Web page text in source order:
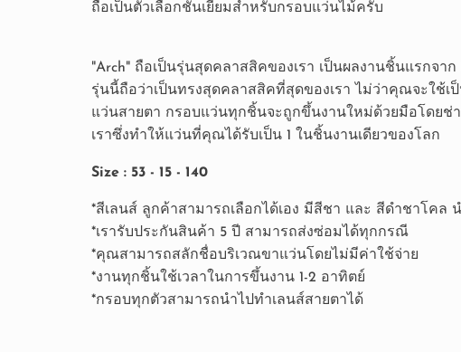
ถือเป็นตัวเลือกชั้นเยี่ยมสำหรับกรอบแว่นไม้ครับ
"Arch" ถือเป็นรุ่นสุดคลาสสิคของเรา เป็นผลงานชิ้นแรกจา
รุ่นนี้ถือว่าเป็นทรงสุดคลาสสิคที่สุดของเรา ไม่ว่าคุณจะใช้เ
แว่นสายตา กรอบแว่นทุกชิ้นจะถูกขึ้นงานใหม่ด้วยมือโดยช่
เราซึ่งทำให้แว่นที่คุณได้รับเป็น 1 ในชิ้นงานเดียวของโลก
Size : 53 - 15 - 140
*สีเลนส์ ลูกค้าสามารถเลือกได้เอง มีสีชา และ สีดำชาโคล
*เรารับประกันสินค้า 5 ปี สามารถส่งซ่อมได้ทุกกรณี
*คุณสามารถสลักชื่อบริเวณขาแว่นโดยไม่มีค่าใช้จ่าย
*งานทุกชิ้นใช้เวลาในการขึ้นงาน 1-2 อาทิตย์
*กรอบทุกตัวสามารถนำไปทำเลนส์สายตาได้